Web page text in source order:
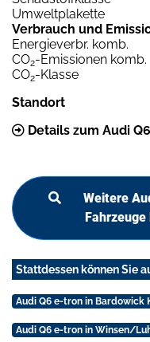
Umweltplakette
Verbrauch und
Energieverbr. komb.
CO2-Emissionen komb.
CO2-Klasse
Standort
Details zum Audi
Weitere
Fahrzeuge
Stattdessen können Sie
Audi Q6 e-tron in Bardowick
Audi Q6 e-tron in Winsen/